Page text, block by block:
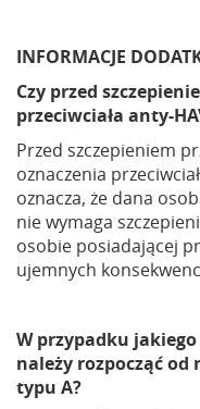
INFORMACJE
Czy przed
przeciwciała anty-
Przed szczepieniem
oznaczenia
oznacza, że dana
nie wymaga
osobie posiadającej
ujemnych
W przypadku
należy rozpocząć od
typu A?